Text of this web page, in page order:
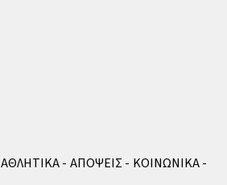
ΑΘΛΗΤΙΚΑ ΑΠΟΨΕΙΣ
ΚΟΙΝΩΝΙΚΑ